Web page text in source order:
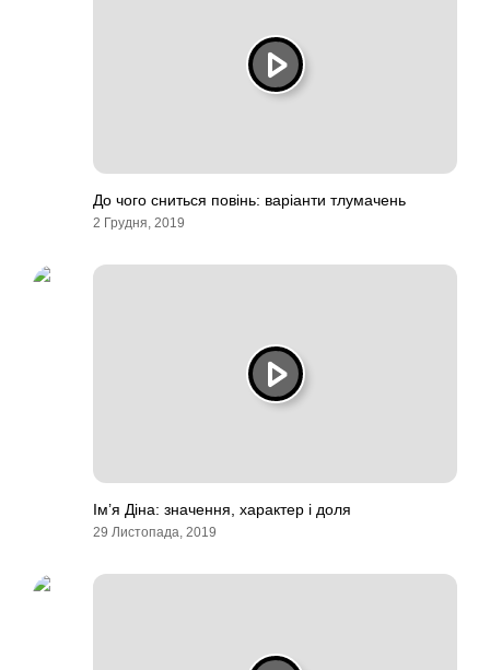
До чого сниться повінь: варіанти тлумачень
2 Грудня, 2019
Ім’я Діна: значення, характер і доля
29 Листопада, 2019